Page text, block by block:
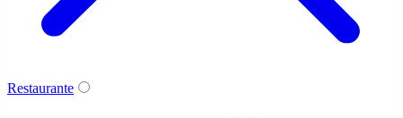
Restaurante